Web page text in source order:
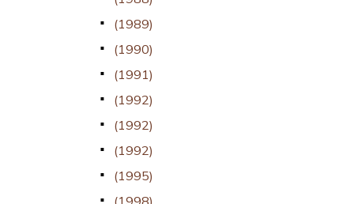
(1989)
(1990)
(1991)
(1992)
(1992)
(1992)
(1995)
(1998)